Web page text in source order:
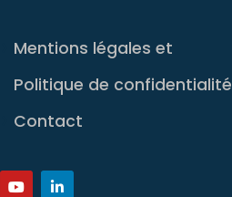
Mentions légales et
Politique de confidentialité
Contact